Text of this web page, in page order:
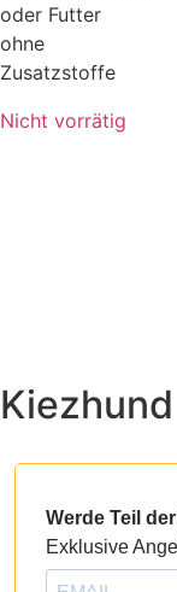
oder Futter
ohne
Zusatzstoffe
Nicht vorrätig
Werde Teil
Exklusive